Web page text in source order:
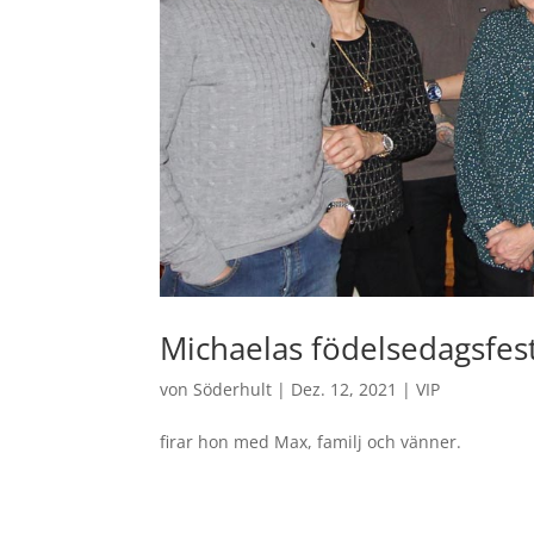
Michaelas
von Söderhult | Dez. 12, 2021 |VIP
firar hon med Max, familj och vänner.